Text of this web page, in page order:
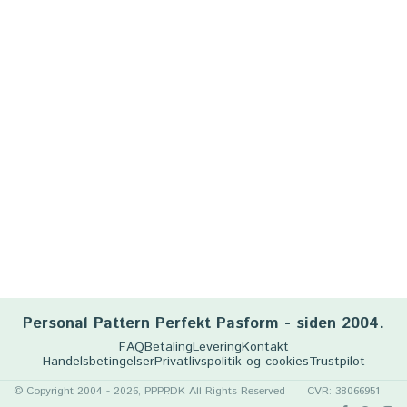
Personal Pattern Perfekt Pasform - siden 2004.
FAQBetalingLeveringKontakt
HandelsbetingelserPrivatlivspolitik og cookiesTrustpilot
© Copyright 2004 - 2026, PPPP.DK All Rights Reserved CVR: 38066951